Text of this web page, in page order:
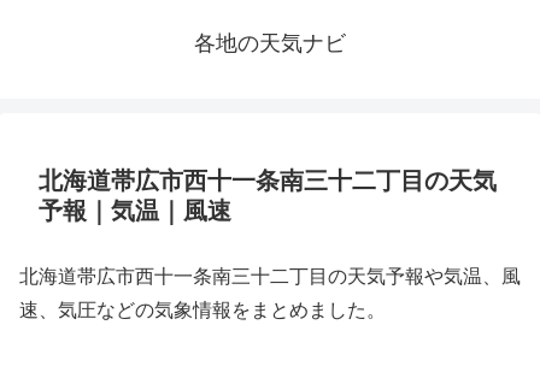
各地の天気ナビ
北海道帯広市西十一条南三十二丁目の天気
予報｜気温｜風速
北海道帯広市西十一条南三十二丁目の天気予報や気温、風
速、気圧などの気象情報をまとめました。